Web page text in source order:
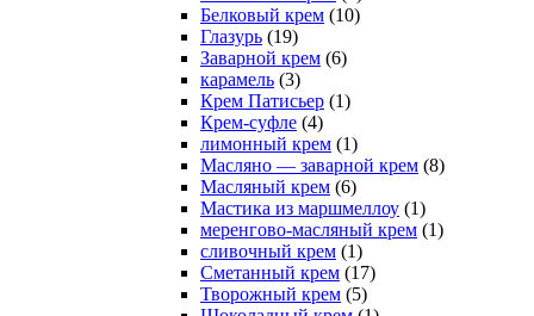
Белковый крем (10)
Глазурь (19)
Заварной крем (6)
карамель (3)
Крем Патисьер (1)
Крем-суфле (4)
лимонный крем (1)
Масляно — заварной крем (8)
Масляный крем (6)
Мастика из маршмеллоу (1)
меренгово-масляный крем (1)
сливочный крем (1)
Сметанный крем (17)
Творожный крем (5)